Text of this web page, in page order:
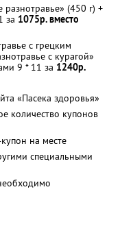
(450 г) +
за 1075р. вместо
с грецким
с курагой»
9 * 11 за 1240р.
«Пасека здоровья»
количество купонов
на месте
специальными